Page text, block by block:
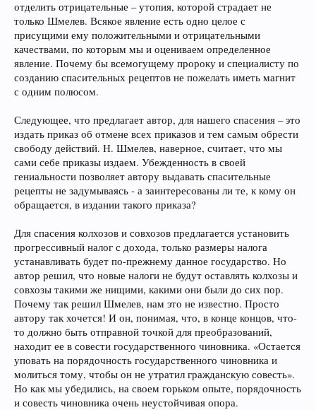
отделить отрицательные – утопия, которой страдает не
только Шмелев. Всякое явление есть одно целое с
присущими ему положительными и отрицательными
качествами, по которым мы и оцениваем определенное
явление. Почему бы всемогущему пророку и специалисту по
созданию спасительных рецептов не пожелать иметь магнит
с одним полюсом.
Следующее, что предлагает автор, для нашего спасения – это
издать приказ об отмене всех приказов и тем самым обрести
свободу действий. Н. Шмелев, наверное, считает, что мы
сами себе приказы издаем. Убежденность в своей
гениальности позволяет автору выдавать спасительные
рецепты не задумываясь - а заинтересованы ли те, к кому он
обращается, в издании такого приказа?
Для спасения колхозов и совхозов предлагается установить
прогрессивный налог с дохода, только размеры налога
устанавливать будет по-прежнему данное государство. Но
автор решил, что новые налоги не будут оставлять колхозы и
совхозы такими же нищими, какими они были до сих пор.
Почему так решил Шмелев, нам это не известно. Просто
автору так хочется! И он, понимая, что, в конце концов, что-
то должно быть отправной точкой для преобразований,
находит ее в совести государственного чиновника. «Остается
уповать на порядочность государственного чиновника и
молиться тому, чтобы он не утратил гражданскую совесть».
Но как мы убедились, на своем горьком опыте, порядочность
и совесть чиновника очень неустойчивая опора.